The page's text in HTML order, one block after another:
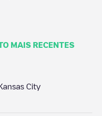
MAIS RECENTES
City